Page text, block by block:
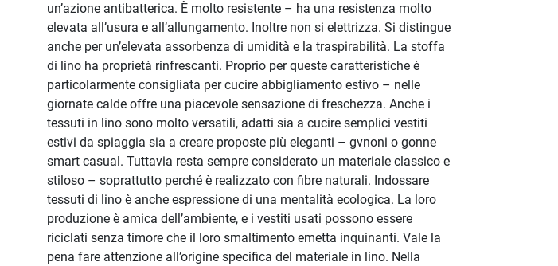
un’azione antibatterica. È molto resistente – ha una resistenza molto
elevata all’usura e all’allungamento. Inoltre non si elettrizza. Si distingue
anche per un’elevata assorbenza di umidità e la traspirabilità. La stoffa
di lino ha proprietà rinfrescanti. Proprio per queste caratteristiche è
particolarmente consigliata per cucire abbigliamento estivo – nelle
giornate calde offre una piacevole sensazione di freschezza. Anche i
tessuti in lino sono molto versatili, adatti sia a cucire semplici vestiti
estivi da spiaggia sia a creare proposte più eleganti – gvnoni o gonne
smart casual. Tuttavia resta sempre considerato un materiale classico e
stiloso – soprattutto perché è realizzato con fibre naturali. Indossare
tessuti di lino è anche espressione di una mentalità ecologica. La loro
produzione è amica dell’ambiente, e i vestiti usati possono essere
riciclati senza timore che il loro smaltimento emetta inquinanti. Vale la
pena fare attenzione all’origine specifica del materiale in lino. Nella